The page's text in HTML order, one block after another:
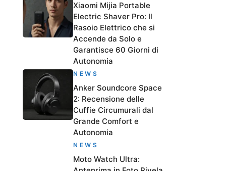
Xiaomi Mijia Portable
Electric Shaver Pro: Il
Rasoio Elettrico che si
Accende da Solo e
Garantisce 60 Giorni di
Autonomia
NEWS
Anker Soundcore Space
2: Recensione delle
Cuffie Circumurali dal
Grande Comfort e
Autonomia
NEWS
Moto Watch Ultra: